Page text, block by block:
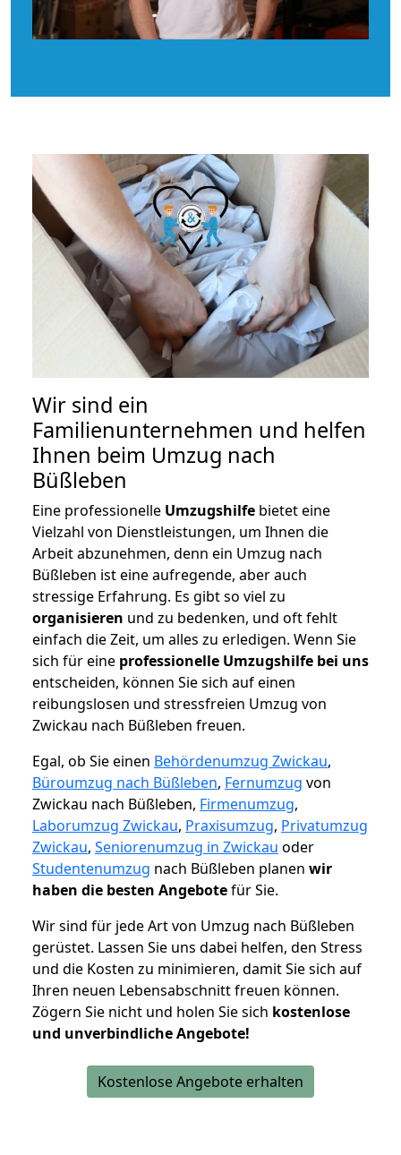
Wir sind ein
Familienunternehmen und helfen
Ihnen beim Umzug nach
Büßleben
Eine professionelle Umzugshilfe bietet eine
Vielzahl von Dienstleistungen, um Ihnen die
Arbeit abzunehmen, denn ein Umzug nach
Büßleben ist eine aufregende, aber auch
stressige Erfahrung. Es gibt so viel zu
organisieren und zu bedenken, und oft fehlt
einfach die Zeit, um alles zu erledigen. Wenn Sie
sich für eine professionelle Umzugshilfe bei uns
entscheiden, können Sie sich auf einen
reibungslosen und stressfreien Umzug von
Zwickau nach Büßleben freuen.
Egal, ob Sie einen Behördenumzug Zwickau,
Büroumzug nach Büßleben, Fernumzug von
Zwickau nach Büßleben, Firmenumzug,
Laborumzug Zwickau, Praxisumzug, Privatumzug
Zwickau, Seniorenumzug in Zwickau oder
Studentenumzug nach Büßleben planen wir
haben die besten Angebotefür Sie.
Wir sind für jede Art von Umzug nach Büßleben
gerüstet. Lassen Sie uns dabei helfen, den Stress
und die Kosten zu minimieren, damit Sie sich auf
Ihren neuen Lebensabschnitt freuen können.
Zögern Sie nicht und holen Sie sich kostenlose
und unverbindliche Angebote!
Kostenlose Angebote erhalten